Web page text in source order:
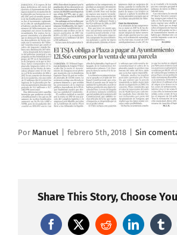
Por Manuel febrero 5th, 2018 Sin
Share This Story, Choose
Facebook
X RedditLinkedIn